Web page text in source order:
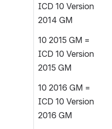
ICD 10 Version
2014 GM
10 2015 GM =
ICD 10 Version
2015 GM
10 2016 GM =
ICD 10 Version
2016 GM